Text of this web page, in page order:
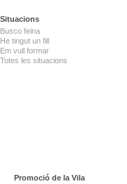
Situacions
Busco feina
He tingut un fill
Em vull formar
Totes les situacions
Promoció de la Vila